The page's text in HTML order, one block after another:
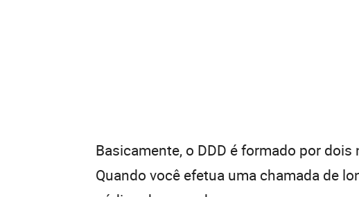
Basicamente, o DDD é formado por
Quando você efetua uma chamada de